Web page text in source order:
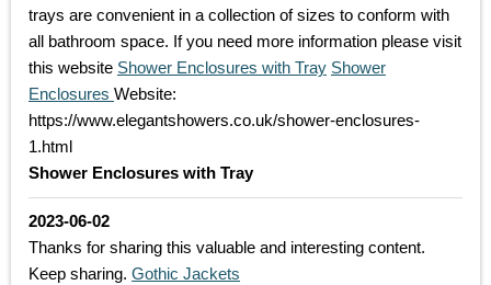
trays are convenient in a collection of sizes to conform with
all bathroom space. If you need more information please visit
this website Shower Enclosures with Tray Shower
Enclosures Website:
https://www.elegantshowers.co.uk/shower-enclosures-
1.html
Shower Enclosures with Tray
2023-06-02
Thanks for sharing this valuable and interesting content.
Keep sharing. Gothic Jackets